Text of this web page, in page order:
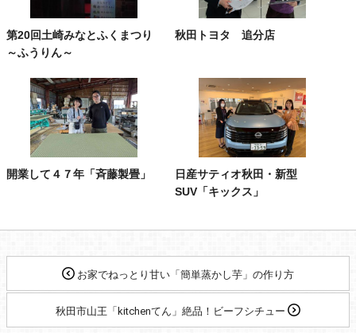
第20回土崎みなとふくまつり
～ふうりん～
秋田トヨタ 追分店
開業して４７年「斉藤製畳」
日産サティオ秋田・新型
SUV「キックス」
お家でねっとり甘い「簡単蒸かし芋」の作り方
秋田市山王「kitchenてん」絶品！ビーフシチュー